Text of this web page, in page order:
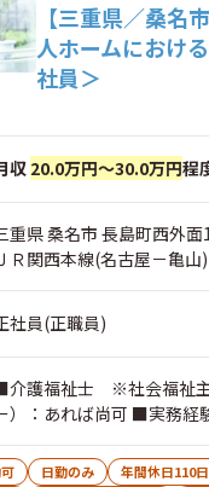
【三重県／桑
人ホームにおけ
社員＞
収 20.0万円～30.0万円程
重県 桑名市 長島町西外面
Ｒ関西本線(名古屋－亀
社員(正職員)
護福祉士 ※社会福祉主
）：あれば尚可 ■実務経
日勤のみ 年間休日110